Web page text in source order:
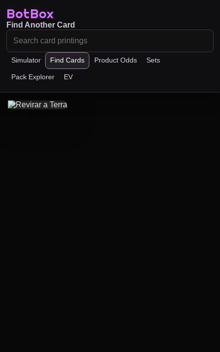
BotBox
Simulator Find Cards Product Odds Sets
Pack Explorer EV
Find Another Card